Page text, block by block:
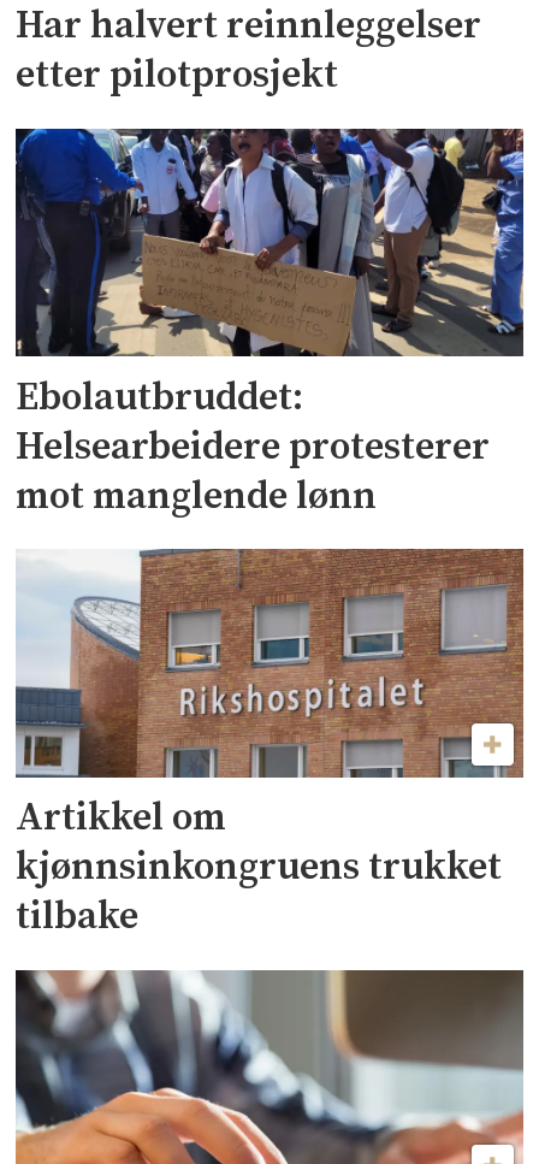
Har halvert reinnleggelser
etter pilotprosjekt
Ebolautbruddet:
Helsearbeidere protesterer
mot manglende lønn
Artikkel om
kjønnsinkongruens trukket
tilbake